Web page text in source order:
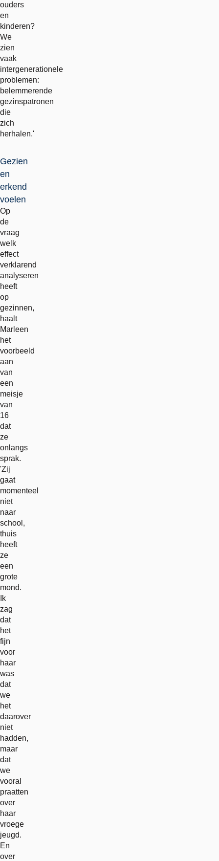
ouders
en
kinderen?
We
zien
vaak
intergenerationele
problemen:
belemmerende
gezinspatronen
die
zich
herhalen.'
Gezien
en
erkend
voelen
Op
de
vraag
welk
effect
verklarend
analyseren
heeft
op
gezinnen,
haalt
Marleen
het
voorbeeld
aan
van
een
meisje
van
16
dat
ze
onlangs
sprak.
'Zij
gaat
momenteel
niet
naar
school,
thuis
heeft
ze
een
grote
mond.
Ik
zag
dat
het
fijn
voor
haar
was
dat
we
het
daarover
niet
hadden,
maar
dat
we
vooral
praatten
over
haar
vroege
jeugd.
En
over